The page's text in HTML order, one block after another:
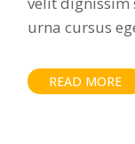
urna cursus
READ MORE